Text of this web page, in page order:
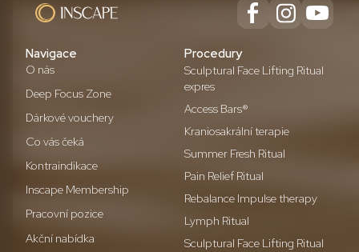
Navigace
O nás
Deep Focus Zone
Dárkové vouchery
Co vás čeká
Kontraindikace
Inscape Membership
Pracovní pozice
Akční nabídka
Procedury
Sculptural Face Lifting Ritual
expres
Access Bars®
Kraniosakrální terapie
Summer Fresh Ritual
Pain Relief Ritual
Rebalance Impulse therapy
Lymph Ritual
Sculptural Face Lifting Ritual